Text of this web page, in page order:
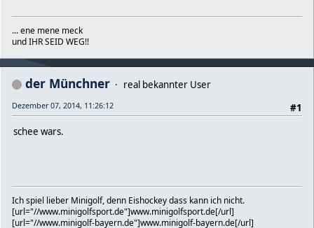
... ene mene meck
und IHR SEID WEG!!
der Münchner
real bekannter User
#1
Dezember 07, 2014, 11:26:12
schee wars.
Ich spiel lieber Minigolf, denn Eishockey dass kann ich nicht.
[url="//www.minigolfsport.de"]www.minigolfsport.de[/url]
[url="//www.minigolf-bayern.de"]www.minigolf-bayern.de[/url]